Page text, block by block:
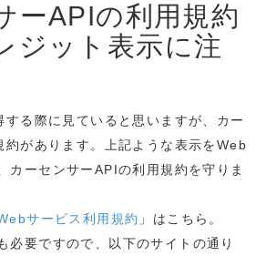
ーAPIの利用規約
ジット表示に注
る際に見ていると思いますが、カー
約があります。上記ような表示をWeb
カーセンサーAPIの利用規約を守りま
サービス利用規約 」はこちら。
必要ですので、以下のサイトの通り